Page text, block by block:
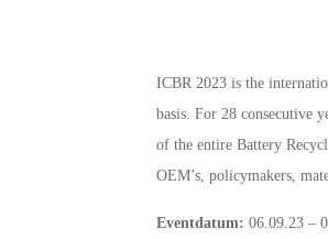
ICBR 2023 is the
basis. For 28 consecutive
of the entire Battery
OEM’s, policymakers,
Eventdatum: 06.09.23 –